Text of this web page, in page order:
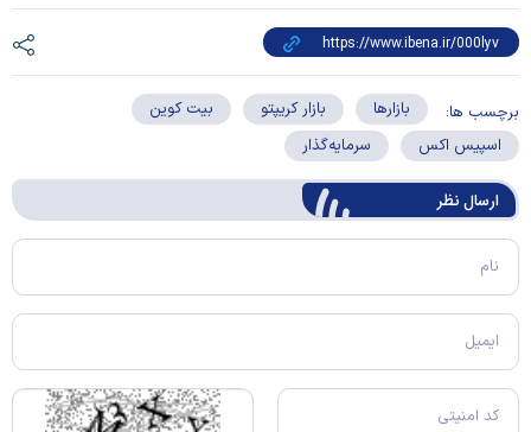
برچسب ها: بازارها بازار کریپتو
بیت کوین
اسپیس اکس
سرمایه‌گذار
ارسال‌ نظر